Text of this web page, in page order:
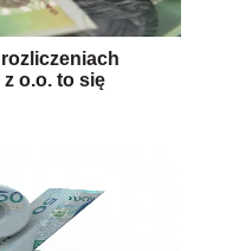
o.o. to się